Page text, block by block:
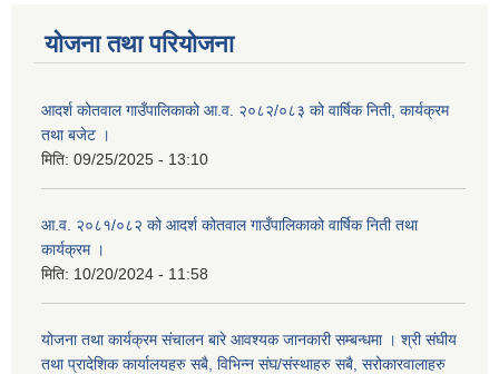
योजना तथा परियोजना
आदर्श कोतवाल गाउँपालिकाको आ.व. २०८२/०८३ को वार्षिक निती, कार्यक्रम
तथा बजेट ।
मिति: 09/25/2025 - 13:10
आ.व. २०८१/०८२ को आदर्श कोतवाल गाउँपालिकाको वार्षिक निती तथा
कार्यक्रम ।
मिति: 10/20/2024 - 11:58
योजना तथा कार्यक्रम संचालन बारे आवश्यक जानकारी सम्बन्धमा । श्री संघीय
तथा प्रादेशिक कार्यालयहरु सबै, विभिन्‍न संघ/संस्थाहरु सबै, सरोकारवालाहरु